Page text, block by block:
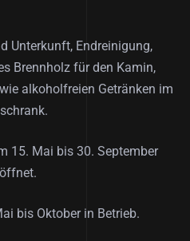
Unterkunft, Endreinigung,
Brennholz für den Kamin,
alkoholfreien Getränken im
15. Mai bis 30. September
bis Oktober in Betrieb.